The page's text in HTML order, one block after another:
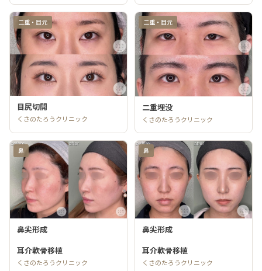
二重・目元
目尻切開
くさのたろうクリニック
二重・目元
二重埋没
くさのたろうクリニック
鼻
鼻尖形成
耳介軟骨移植
くさのたろうクリニック
鼻
鼻尖形成
耳介軟骨移植
くさのたろうクリニック